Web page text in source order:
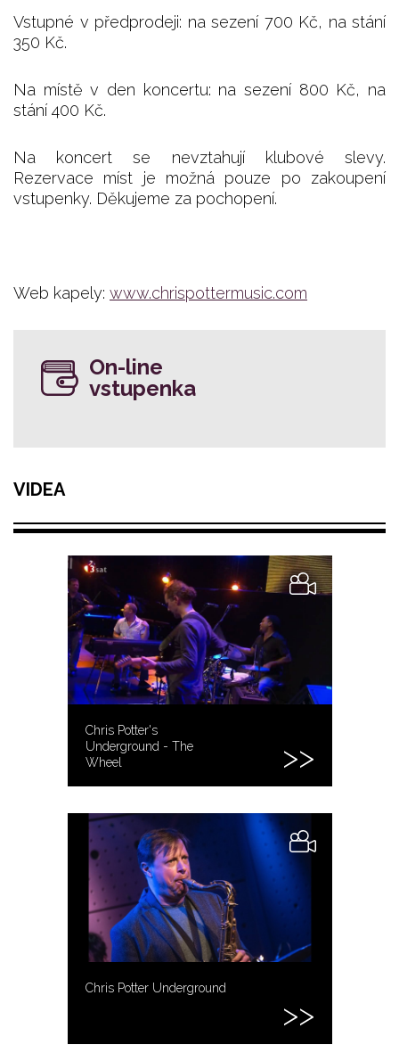
Vstupné v předprodeji: na sezení 700 Kč, na stání
350 Kč.
Na místě v den koncertu: na sezení 800 Kč, na
stání 400 Kč.
Na koncert se nevztahují klubové slevy.
Rezervace míst je možná pouze po zakoupení
vstupenky. Děkujeme za pochopení.
Web kapely: www.chrispottermusic.com
On-line
vstupenka
VIDEA
Chris Potter's
Underground - The
Wheel
Chris Potter Underground